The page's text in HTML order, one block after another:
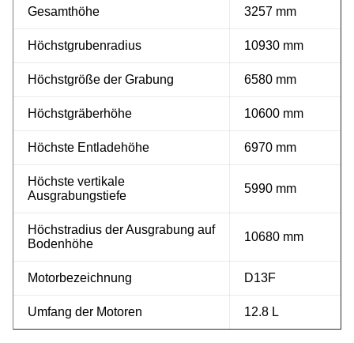
Gesamthöhe 3257 mm
Höchstgrubenradius 10930 mm
Höchstgröße der Grabung 6580 mm
Höchstgräberhöhe 10600 mm
Höchste Entladehöhe 6970 mm
Höchste vertikale
Ausgrabungstiefe
5990 mm
Höchstradius der Ausgrabung auf
Bodenhöhe
10680 mm
Motorbezeichnung D13F
Umfang der Motoren 12.8 L